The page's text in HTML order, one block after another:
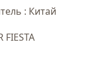
: Китай
FIESTA